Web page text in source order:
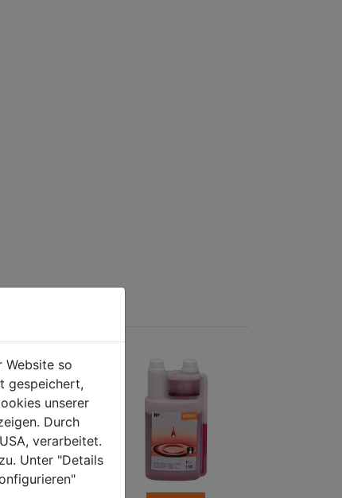
Website so
gespeichert,
unserer
Durch
verarbeitet.
Unter "Details